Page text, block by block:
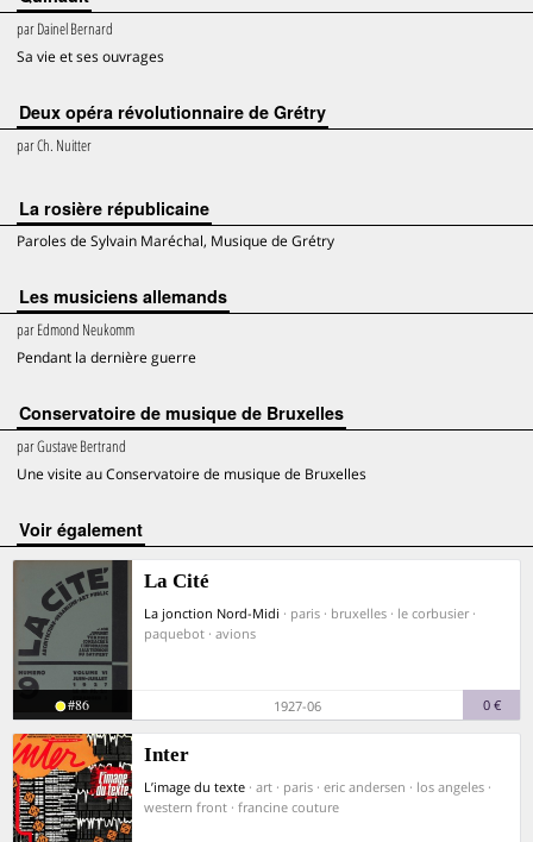
parDainel Bernard
Sa vie et ses ouvrages
Deux opéra révolutionnaire de Grétry
parCh. Nuitter
La rosière républicaine
Paroles de Sylvain Maréchal, Musique de Grétry
Les musiciens allemands
parEdmond Neukomm
Pendant la dernière guerre
Conservatoire de musique de Bruxelles
parGustave Bertrand
Une visite au Conservatoire de musique de Bruxelles
voir également
La Cité
La jonction Nord-Midi · paris · bruxelles · le corbusier ·
paquebot · avions
#86 1927-06 0 €
Inter
L’image du texte · art · paris · eric andersen · los angeles ·
western front · francine couture